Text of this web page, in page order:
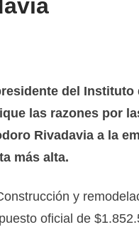
del Instituto
las razones por
Rivadavia a la
más alta.
y
oficial de